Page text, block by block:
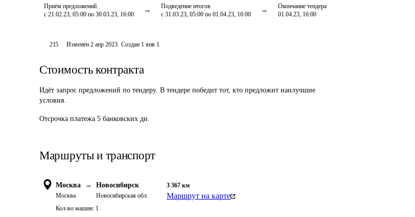
Приём предложений
с 21.02.23, 05:00 по 30.03.23, 16:00
Подведение итогов
с 31.03.23, 05:00 по 01.04.23, 16:00
Окончание тендера
01.04.23, 16:00
215 Изменён2 апр 2023. Создан 1 янв 1
Стоимость контракта
Идёт запрос предложений по тендеру. В тендере победит тот, кто предложит наилучшие
условия.
Отсрочка платежа 5 банковских дн.
Маршруты и транспорт
Москва →
Москва
Новосибирск
Новосибирская обл.
3 367 км
Маршрут на карте
Кол-во машин: 1